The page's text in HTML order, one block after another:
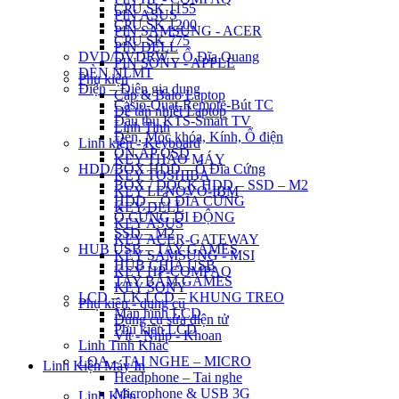
CPU SK 1155
CPU SK 1200
CPU SK 775
DVD/DVDRW – Ổ Đĩa Quang
ĐÈN NLMT
Điện – Điện gia dụng
Casio-Quạt-Remote-Bút TC
Đầu thu KTS-Smart TV
Đèn, Móc khóa, Kính, Ổ điện
ỔN ÁP QSD
HDD/BOX HDD – Ổ Đĩa Cứng
BOX / DOCK HDD – SSD – M2
HDD – Ổ ĐĨA CỨNG
Ổ CỨNG DI ĐỘNG
SSD – M2
HUB USB – TAY GAMES
HUB CHIA USB
TAY BẤM GAMES
LCD – LK LCD – KHUNG TREO
Màn hình LCD
Phụ kiện LCD
Linh Tinh Khác
LOA – TAI NGHE – MICRO
Headphone – Tai nghe
Microphone & USB 3G
PIN ASUS
PIN SAMSUNG - ACER
PIN DELL
PIN SONY - APPLE
Phụ kiện
Cặp & Balo Laptop
Đế tản nhiệt Laptop
Linh Tinh
Linh kiện - Keyboard
KEY THÁO MÁY
KEY TOSHIBA
KEY LENOVO-IBM
KEY DELL
KEY ASUS
KEY ACER-GATEWAY
KEY SAMSUNG - MSI
KEY HP-COMPAQ
KEY SONY
Phụ kiện - dụng cụ
Dụng cụ sửa điện tử
Vít - Nhíp - Khoan
Linh Kiện Máy In